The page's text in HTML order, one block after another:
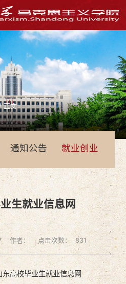
正文
通知公告 就业创业
生就业信息网
作者： 点击次数： 831
东高校毕业生就业信息网